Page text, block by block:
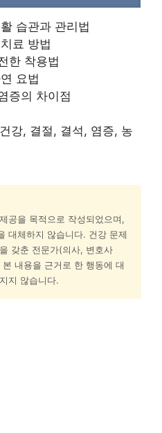
습관과 관리법
료 방법
한 착용법
요법
증의 차이점
강, 결절, 결석, 염증, 농
공을 목적으로 작성되었으며,
대체하지 않습니다. 건강 문제
갖춘 전문가(의사, 변호사
내용을 근거로 한 행동에 대
지 않습니다.